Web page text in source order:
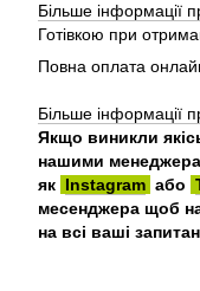
Більше інформації
Готівкою при
Повна оплата
Більше інформації
Якщо виникли
нашими
як Instagram або
месенджера щоб
на всі ваші